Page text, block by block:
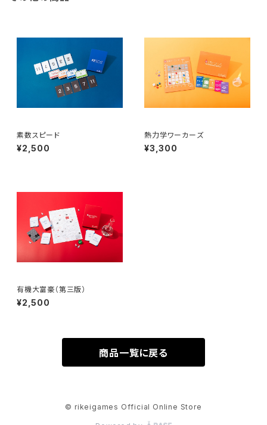
素数スピード
¥2,500
熱力学ワーカーズ
¥3,300
有機大富豪（第三版）
¥2,500
商品一覧に戻る
© rikeigames Official Online Store